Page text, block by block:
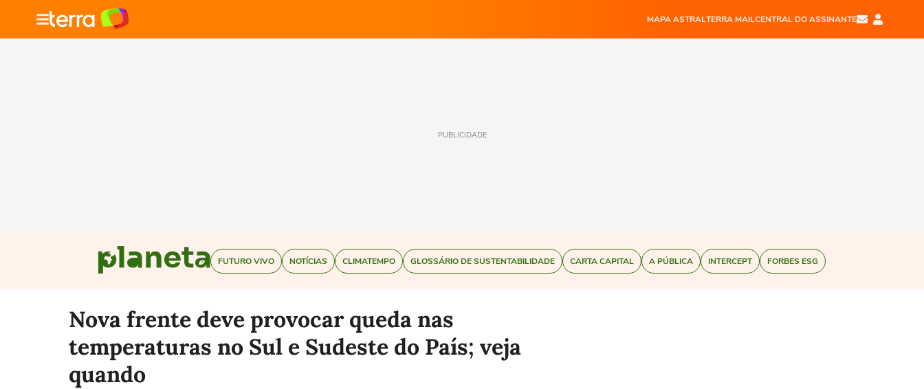
MAPA ASTRALTERRA MAILCENTRAL DO ASSINANTE
PUBLICIDADE
FUTURO VIVO NOTÍCIAS CLIMATEMPO GLOSSÁRIO DE SUSTENTABILIDADE CARTA CAPITAL A PÚBLICA INTERCEPT FORBES ESG
Nova frente deve provocar queda nas
temperaturas no Sul e Sudeste do País; veja
quando